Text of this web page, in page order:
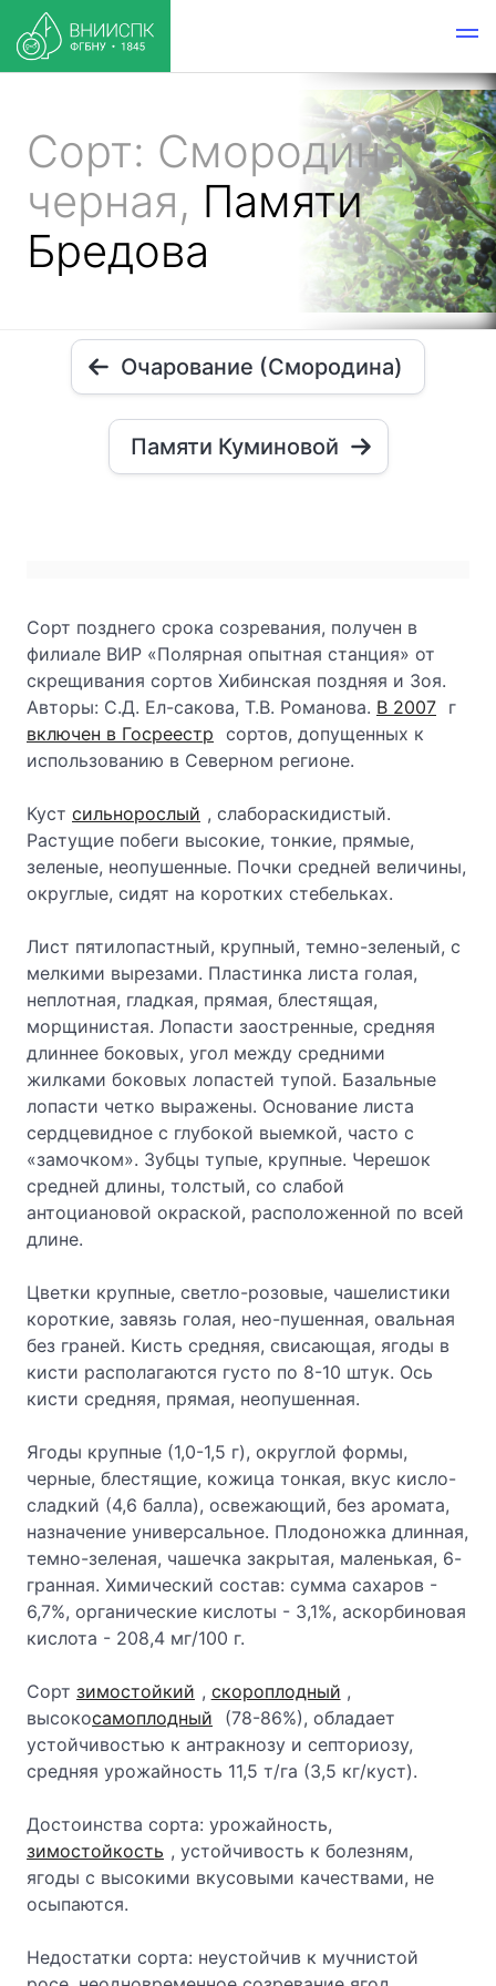
Сорт: Смородина
черная, Памяти
Бредова
Очарование (Смородина)
Памяти Куминовой
Сорт позднего срока созревания, получен в
филиале ВИР «Полярная опытная станция» от
скрещивания сортов Хибинская поздняя и Зоя.
Авторы: С.Д. Ел-сакова, Т.В. Романова. В 2007 г
включен в Госреестр сортов, допущенных к
использованию в Северном регионе.
Куст сильнорослый , слабораскидистый.
Растущие побеги высокие, тонкие, прямые,
зеленые, неопушенные. Почки средней величины,
округлые, сидят на коротких стебельках.
Лист пятилопастный, крупный, темно-зеленый, с
мелкими вырезами. Пластинка листа голая,
неплотная, гладкая, прямая, блестящая,
морщинистая. Лопасти заостренные, средняя
длиннее боковых, угол между средними
жилками боковых лопастей тупой. Базальные
лопасти четко выражены. Основание листа
сердцевидное с глубокой выемкой, часто с
«замочком». Зубцы тупые, крупные. Черешок
средней длины, толстый, со слабой
антоциановой окраской, расположенной по всей
длине.
Цветки крупные, светло-розовые, чашелистики
короткие, завязь голая, нео-пушенная, овальная
без граней. Кисть средняя, свисающая, ягоды в
кисти располагаются густо по 8-10 штук. Ось
кисти средняя, прямая, неопушенная.
Ягоды крупные (1,0-1,5 г), округлой формы,
черные, блестящие, кожица тонкая, вкус кисло-
сладкий (4,6 балла), освежающий, без аромата,
назначение универсальное. Плодоножка длинная,
темно-зеленая, чашечка закрытая, маленькая, 6-
гранная. Химический состав: сумма сахаров -
6,7%, органические кислоты - 3,1%, аскорбиновая
кислота - 208,4 мг/100 г.
Сорт зимостойкий , скороплодный ,
высокосамоплодный
(78-86%), обладает
устойчивостью к антракнозу и септориозу,
средняя урожайность 11,5 т/га (3,5 кг/куст).
Достоинства сорта: урожайность,
зимостойкость , устойчивость к болезням,
ягоды с высокими вкусовыми качествами, не
осыпаются.
Недостатки сорта: неустойчив к мучнистой